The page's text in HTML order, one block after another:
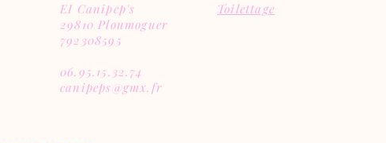
EI Canipep's
29810 Ploumoguer
792308595
06.95.15.32.74
canipeps@gmx.fr
Toilettage